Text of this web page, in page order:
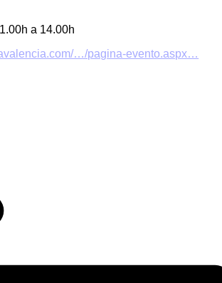
a 14.00h
…/pagina-evento.aspx…